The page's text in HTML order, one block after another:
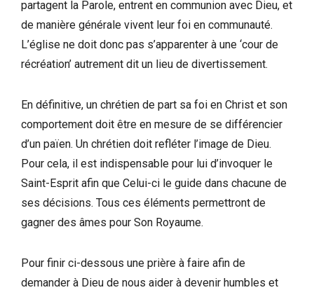
partagent la Parole, entrent en communion avec Dieu, et
de manière générale vivent leur foi en communauté.
L’église ne doit donc pas s’apparenter à une ‘cour de
récréation’ autrement dit un lieu de divertissement.
En définitive, un chrétien de part sa foi en Christ et son
comportement doit être en mesure de se différencier
d’un païen. Un chrétien doit refléter l’image de Dieu.
Pour cela, il est indispensable pour lui d’invoquer le
Saint-Esprit afin que Celui-ci le guide dans chacune de
ses décisions. Tous ces éléments permettront de
gagner des âmes pour Son Royaume.
Pour finir ci-dessous une prière à faire afin de
demander à Dieu de nous aider à devenir humbles et